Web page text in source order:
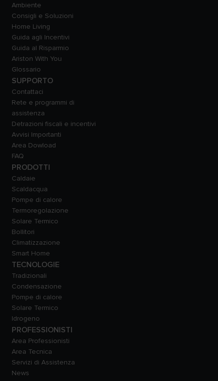
Ambiente
Consigli e Soluzioni
Home Living
Guida agli Incentivi
Guida al Risparmio
Ariston With You
Glossario
SUPPORTO
Contattaci
Rete e programmi di
assistenza
Detrazioni fiscali e incentivi
Avvisi Importanti
Area Dowload
FAQ
PRODOTTI
Caldaie
Scaldacqua
Pompe di calore
Termoregolazione
Solare Termico
Bollitori
Climatizzazione
Smart Home
TECNOLOGIE
Tradizionali
Condensazione
Pompe di calore
Solare Termico
Idrogeno
PROFESSIONISTI
Area Professionisti
Area Tecnica
Servizi di Assistenza
News